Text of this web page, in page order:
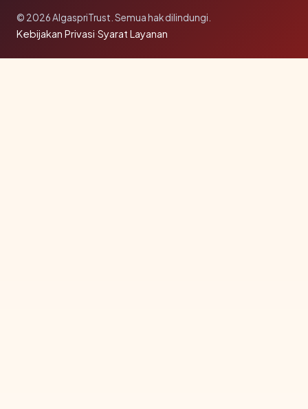
© 2026 AlgaspriTrust. Semua hak dilindungi.
Kebijakan Privasi·Syarat Layanan